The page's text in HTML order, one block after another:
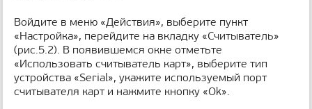
Войдите в меню «Действия», выберите пункт
«Настройка», перейдите на вкладку «Считыватель»
(рис.5.2). В появившемся окне отметьте
«Использовать считыватель карт», выберите тип
устройства «Serial», укажите используемый порт
считывателя карт и нажмите кнопку «Оk».